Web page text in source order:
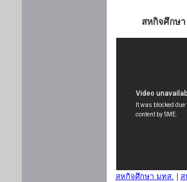
สหกิจศึกษ
สหกิจศึกษา มทส.
ส